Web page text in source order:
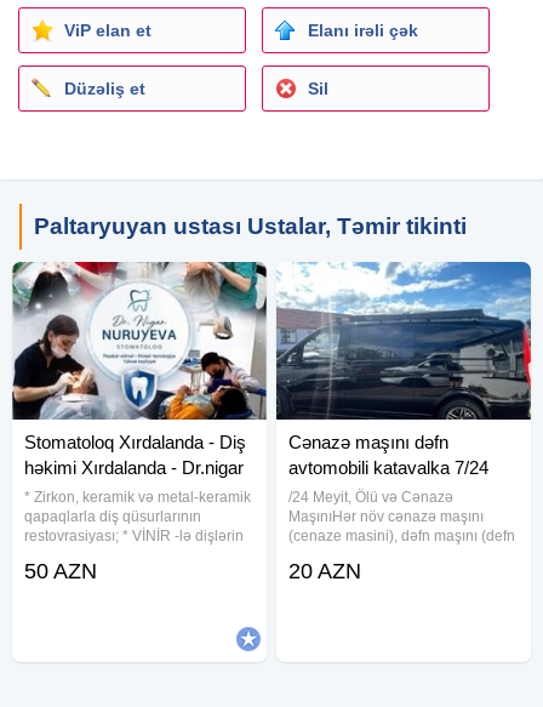
ViP elan et Elanı irəli çək
Düzəliş et Sil
Paltaryuyan ustası Ustalar, Təmir tikinti
Stomatoloq Xırdalanda - Diş
həkimi Xırdalanda - Dr.nigar
* Zirkon, keramik və metal-keramik
qapaqlarla diş qüsurlarının
restovrasiyası; * VİNİR -lə dişlərin
əyriliyinin korreksiyası; *
50 AZN
Cənazə maşını dəfn
avtomobili katavalka 7/24
/24 Meyit, Ölü və Cənazə
MaşınıHər növ cənazə maşını
(cenaze masini), dəfn maşını (defn
meyid maşını (meyit masini) və
20 AZN